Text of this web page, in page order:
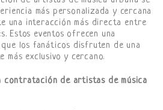
más personalizada y cercana
una interacción más directa entre
Estos eventos ofrecen una
los fanáticos disfruten de una
más exclusivo y cercano.
contratación de artistas de música